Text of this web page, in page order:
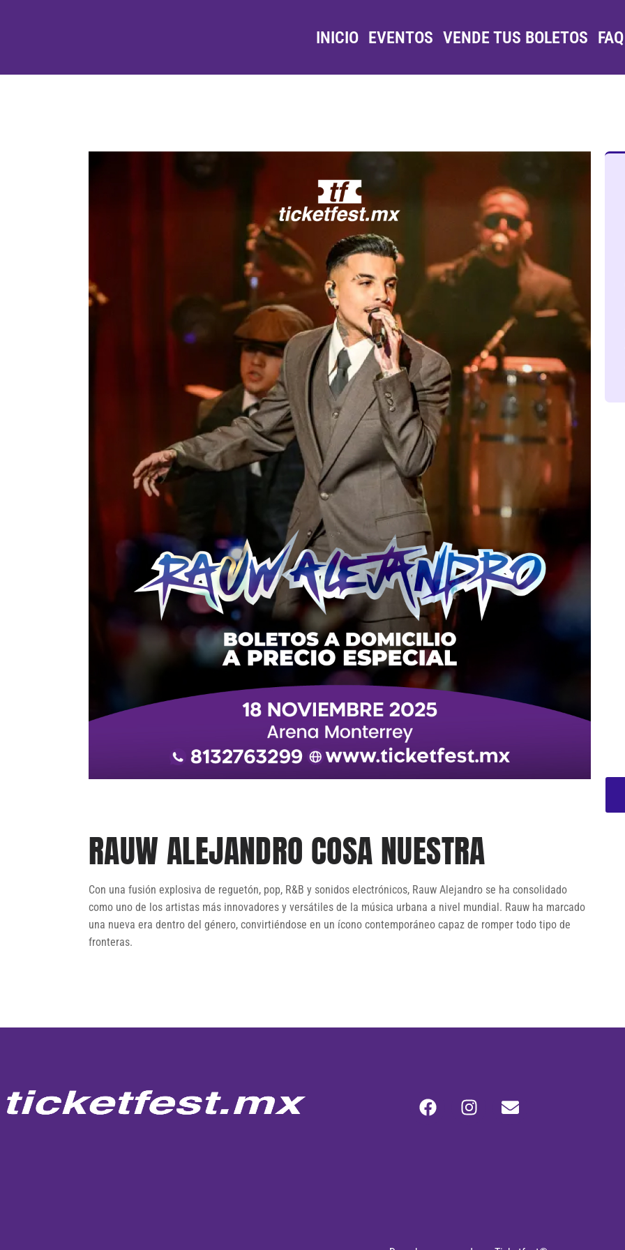
INICIO EVENTOS VENDE TUS BOLETOS FAQ
RAUW ALEJANDRO COSA NUESTRA
Con una fusión explosiva de reguetón, pop, R&B y sonidos electrónicos, Rauw Alejandro se ha consolidado
como uno de los artistas más innovadores y versátiles de la música urbana a nivel mundial. Rauw ha marcado
una nueva era dentro del género, convirtiéndose en un ícono contemporáneo capaz de romper todo tipo de
fronteras.